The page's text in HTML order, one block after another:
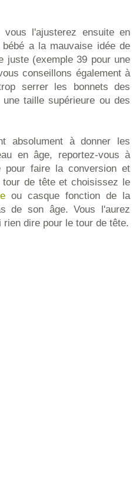
l'ajusterez ensuite en
a la mauvaise idée de
juste (exemple 39 pour une
conseillons également à
serrer les bonnets des
taille supérieure ou des
absolument à donner les
en âge, reportez-vous à
pour faire la conversion et
de tête et choisissez le
ou casque fonction de la
de son âge. Vous l'aurez
dire pour le tour de tête.